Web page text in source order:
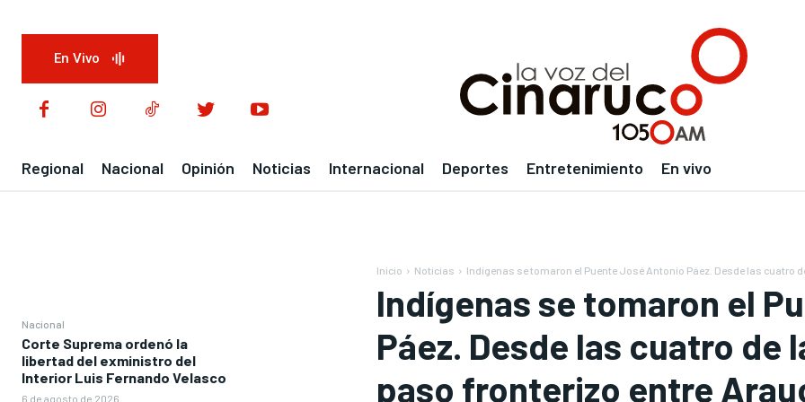
En Vivo
Regional Nacional Opinión Noticias Internacional Deportes Entretenimiento En vivo
Nacional
Corte Suprema ordenó la
libertad del exministro del
Interior Luis Fernando Velasco
6 de agosto de 2026
Inicio Noticias Indígenas se tomaron el Puente José Antonio Páez. Desde las cuatro
Indígenas se tomaron el
Páez. Desde las cuatro de
paso fronterizo entre